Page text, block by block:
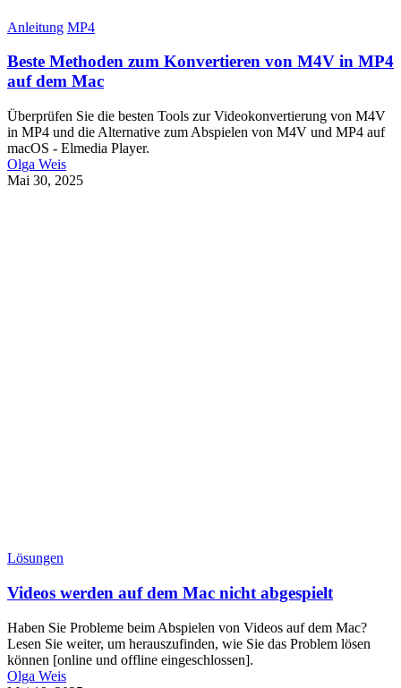
Anleitung MP4
Beste Methoden zum Konvertieren von M4V in MP4
auf dem Mac
Überprüfen Sie die besten Tools zur Videokonvertierung von M4V
in MP4 und die Alternative zum Abspielen von M4V und MP4 auf
macOS - Elmedia Player.
Olga Weis
Mai 30, 2025
Lösungen
Videos werden auf dem Mac nicht abgespielt
Haben Sie Probleme beim Abspielen von Videos auf dem Mac?
Lesen Sie weiter, um herauszufinden, wie Sie das Problem lösen
können [online und offline eingeschlossen].
Olga Weis